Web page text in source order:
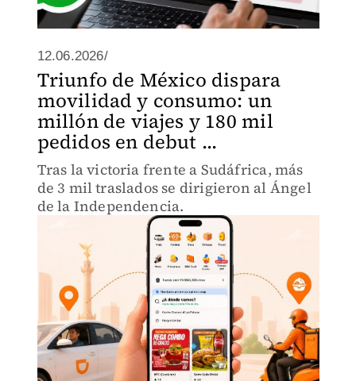
12.06.2026/
Triunfo de México dispara
movilidad y consumo: un
millón de viajes y 180 mil
pedidos en debut ...
Tras la victoria frente a Sudáfrica, más
de 3 mil traslados se dirigieron al Ángel
de la Independencia.